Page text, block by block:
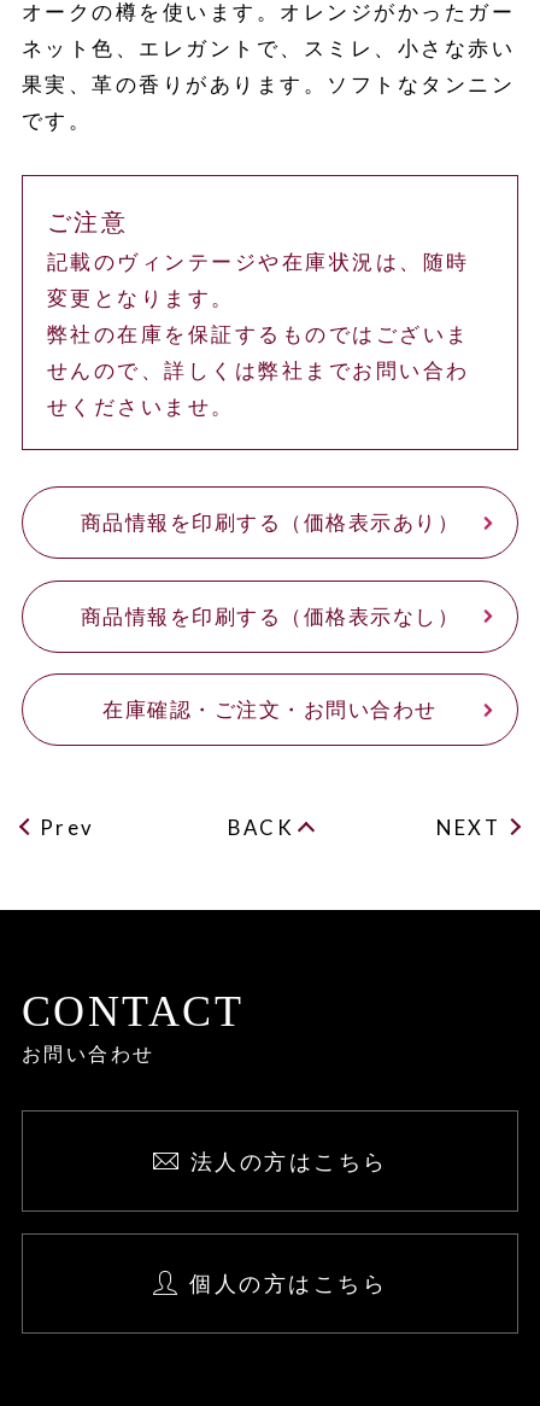
オークの樽を使います。オレンジがかったガー
ネット色、エレガントで、スミレ、小さな赤い
果実、革の香りがあります。ソフトなタンニン
です。
ご注意
記載のヴィンテージや在庫状況は、随時
変更となります。
弊社の在庫を保証するものではございま
せんので、詳しくは弊社までお問い合わ
せくださいませ。
商品情報を印刷する（価格表示あり）
商品情報を印刷する（価格表示なし）
在庫確認・ご注文・お問い合わせ
Prev BACK NEXT
CONTACT
お問い合わせ
法人の方はこちら
個人の方はこちら